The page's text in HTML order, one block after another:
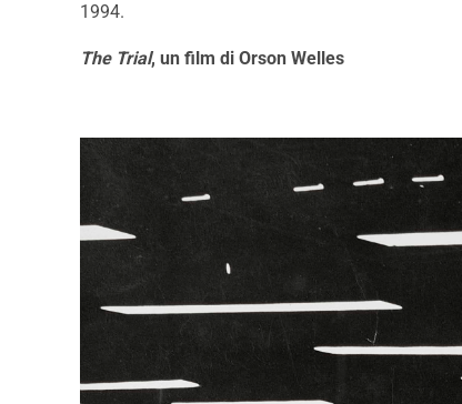
1994.
The Trial, un film di Orson Welles